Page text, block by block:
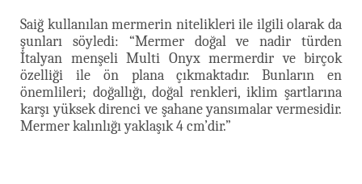
Saiğ kullanılan mermerin nitelikleri ile ilgili olarak da
şunları söyledi: “Mermer doğal ve nadir türden
İtalyan menşeli Multi Onyx mermerdir ve birçok
özelliği ile ön plana çıkmaktadır. Bunların en
önemlileri; doğallığı, doğal renkleri, iklim şartlarına
karşı yüksek direnci ve şahane yansımalar vermesidir.
Mermer kalınlığı yaklaşık 4 cm’dir.”